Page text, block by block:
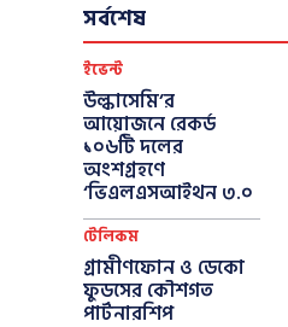
সর্বশেষ
ইভেন্ট
উল্কাসেমি’র
আয়োজনে রেকর্ড
১০৬টি দলের
অংশগ্রহণে
‘ভিএলএসআইথন ৩.০
টেলিকম
গ্রামীণফোন ও ডেকো
ফুডসের কৌশগত
পার্টনারশিপ